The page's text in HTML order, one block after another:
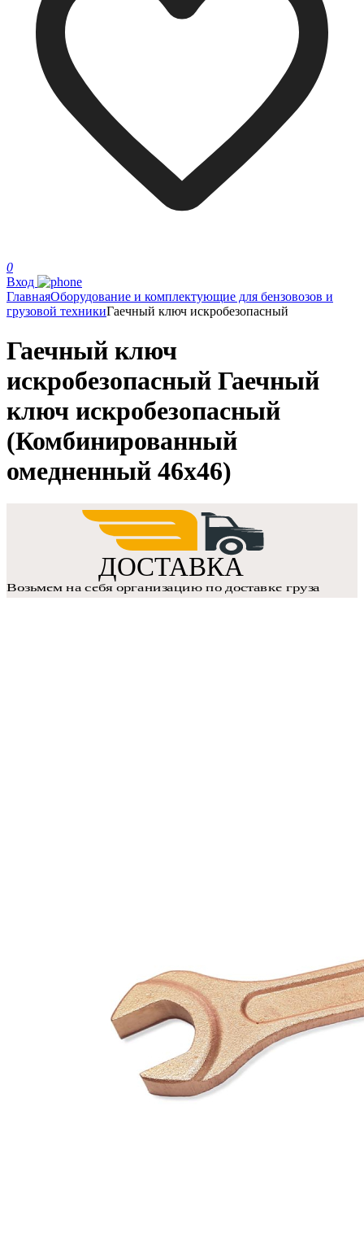
0
Вход
ГлавнаяОборудование и комплектующие для бензовозов и
грузовой техникиГаечный ключ искробезопасный
Гаечный ключ
искробезопасный Гаечный
ключ искробезопасный
(Комбинированный
омедненный 46х46)